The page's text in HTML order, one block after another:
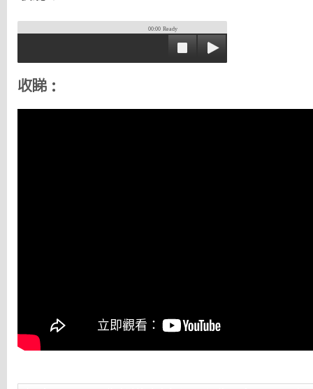
00:00 Ready
收睇：